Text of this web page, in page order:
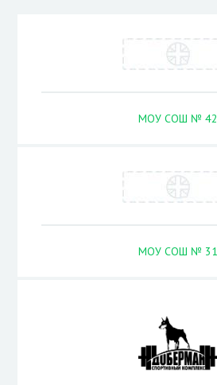
МОУ СОШ № 42
МОУ СОШ № 31